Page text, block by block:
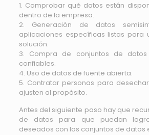
1. Comprobar qué datos están
dentro de la empresa.
2. Generación de datos
aplicaciones específicas listas para
solución.
3. Compra de conjuntos de
confiables.
4. Uso de datos de fuente abierta.
5. Contratar personas para
ajusten al propósito.
Antes del siguiente paso hay que
de datos para que puedan
deseados con los conjuntos de datos